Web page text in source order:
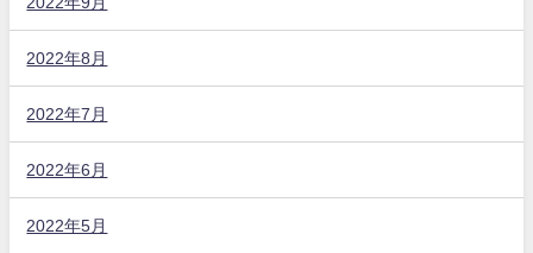
2022年8月
2022年7月
2022年6月
2022年5月